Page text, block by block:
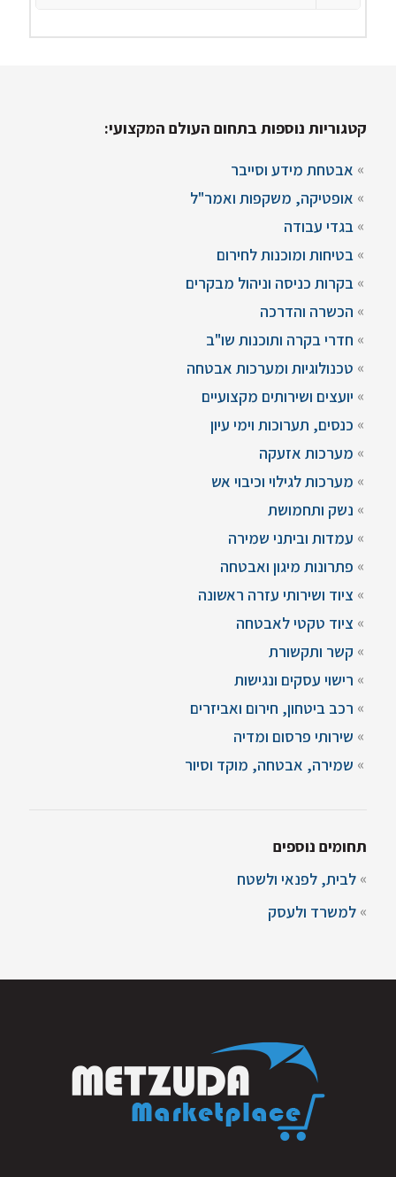
קטגוריות נוספות בתחום העולם המקצועי:
אבטחת מידע וסייבר
אופטיקה, משקפות ואמר"ל
בגדי עבודה
בטיחות ומוכנות לחירום
בקרות כניסה וניהול מבקרים
הכשרה והדרכה
חדרי בקרה ותוכנות שו"ב
טכנולוגיות ומערכות אבטחה
יועצים ושירותים מקצועיים
כנסים, תערוכות וימי עיון
מערכות אזעקה
מערכות לגילוי וכיבוי אש
נשק ותחמושת
עמדות וביתני שמירה
פתרונות מיגון ואבטחה
ציוד ושירותי עזרה ראשונה
ציוד טקטי לאבטחה
קשר ותקשורת
רישוי עסקים ונגישות
רכב ביטחון, חירום ואביזרים
שירותי פרסום ומדיה
שמירה, אבטחה, מוקד וסיור
תחומים נוספים
לבית, לפנאי ולשטח
למשרד ולעסק